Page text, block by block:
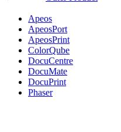
Apeos
ApeosPort
ApeosPrint
ColorQube
DocuCentre
DocuMate
DocuPrint
Phaser